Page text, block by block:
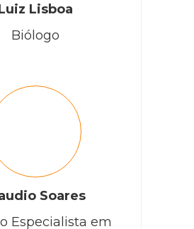
Lisboa
Biólogo
Soares
Especialista em